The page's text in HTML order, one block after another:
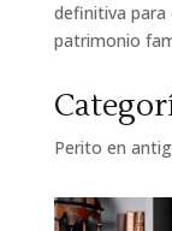
definitiva para
patrimonio
Perito en